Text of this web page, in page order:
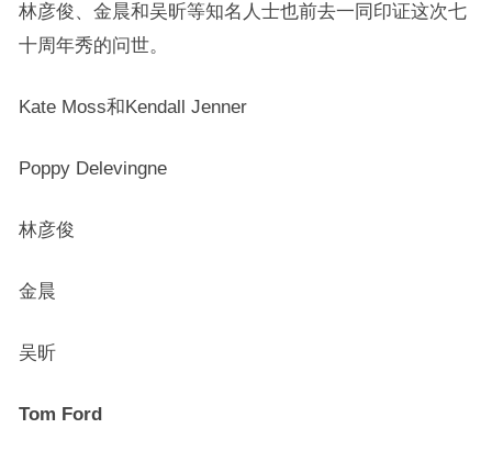
林彦俊、金晨和吴昕等知名人士也前去一同印证这次七
十周年秀的问世。
Kate Moss和Kendall Jenner
Poppy Delevingne
林彦俊
金晨
吴昕
Tom Ford